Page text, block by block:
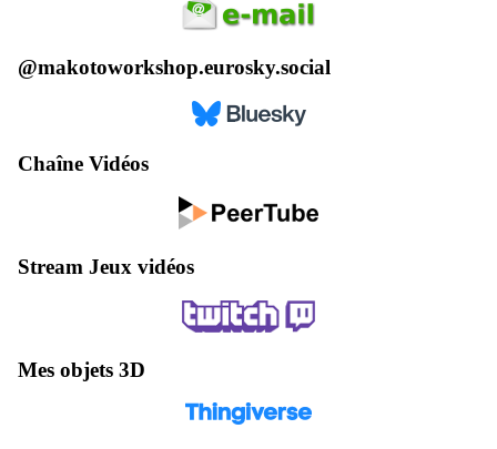
@makotoworkshop.eurosky.social
Chaîne Vidéos
Stream Jeux vidéos
Mes objets 3D